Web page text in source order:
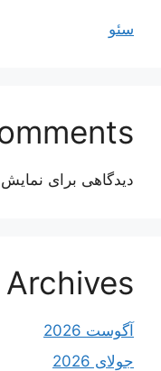
سئو
دیدگاهی برای
Archives
آگوست 2026
جولای 2026